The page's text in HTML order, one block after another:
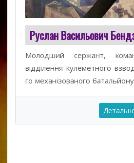
Руслан Васильович
Молодший сержант,
відділення кулеметного
го механізованого